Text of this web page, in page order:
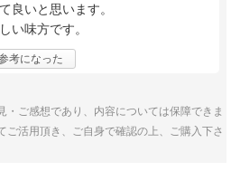
良いと思います。
い味方です。
考になった
・ご感想であり、内容については保障できま
ご活用頂き、ご自身で確認の上、ご購入下さ